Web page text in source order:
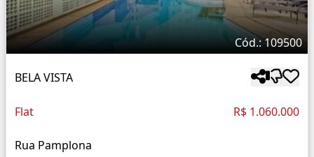
Cód.: 109500
BELA VISTA
Flat R$ 1.060.000
Rua Pamplona